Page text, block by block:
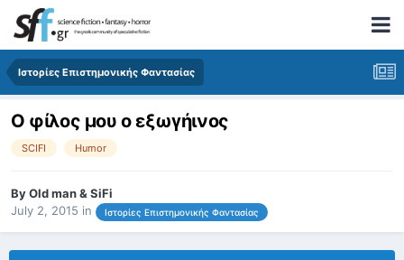
Ιστορίες Επιστημονικής Φαντασίας
Ο φίλος μου ο εξωγήινος
SCIFI Humor
ByOld man & SiFi
July 2, 2015 in Ιστορίες Επιστημονικής Φαντασίας